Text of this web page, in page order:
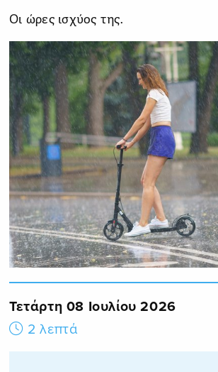
Οι ώρες ισχύος της.
Τετάρτη 08 Ιουλίου 2026
2 λεπτά